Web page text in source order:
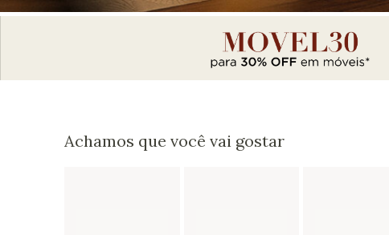
Achamos que você vai gostar